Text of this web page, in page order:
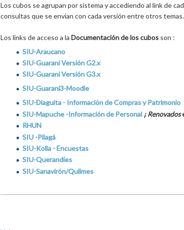
Los cubos se agrupan por sistema y accediendo al link de
consultas que se envían con cada versión entre otros temas.
Los links de acceso a la Documentación de los cubos son :
SIU-Araucano
SIU-Guarani Versión G2.x
SIU-Guarani Versión G3.x
SIU-Guarani3-Moodle
SIU-Diaguita - Información de Compras y Patrimonio
SIU-Mapuche -Información de Personal ¡ Renovados
RHUN
SIU -Pilagá
SIU-Kolla - Encuestas
SIU-Querandíes
SIU-Sanavirón/Quilmes